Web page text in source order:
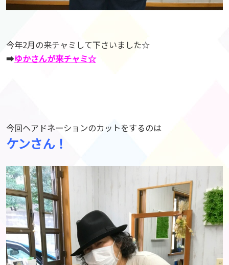
今年2月の来チャミして下さいました☆
➡︎ゆかさんが来チャミ☆
今回ヘアドネーションのカットをするのは
ケンさん！